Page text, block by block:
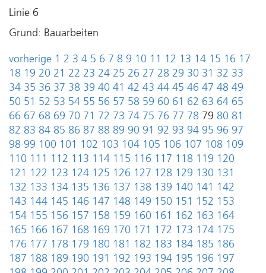
Linie 6
Grund: Bauarbeiten
vorherige 1 2 3 4 5 6 7 8 9 10 11 12 13 14 15 16 17
18 19 20 21 22 23 24 25 26 27 28 29 30 31 32 33
34 35 36 37 38 39 40 41 42 43 44 45 46 47 48 49
50 51 52 53 54 55 56 57 58 59 60 61 62 63 64 65
66 67 68 69 70 71 72 73 74 75 76 77 78 79 80 81
82 83 84 85 86 87 88 89 90 91 92 93 94 95 96 97
98 99 100 101 102 103 104 105 106 107 108 109
110 111 112 113 114 115 116 117 118 119 120
121 122 123 124 125 126 127 128 129 130 131
132 133 134 135 136 137 138 139 140 141 142
143 144 145 146 147 148 149 150 151 152 153
154 155 156 157 158 159 160 161 162 163 164
165 166 167 168 169 170 171 172 173 174 175
176 177 178 179 180 181 182 183 184 185 186
187 188 189 190 191 192 193 194 195 196 197